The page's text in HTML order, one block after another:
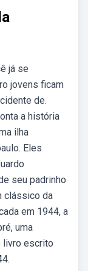
já se
jovens ficam
de.
a história
ilha
Eles
seu padrinho
clássico da
em 1944, a
uma
livro escrito